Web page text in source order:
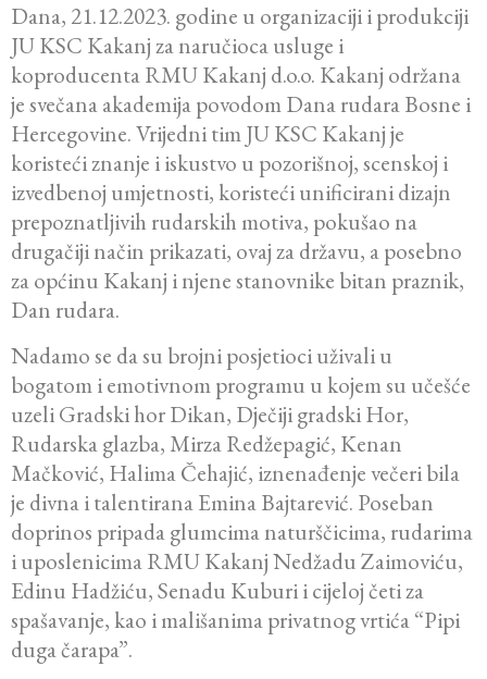
Dana, 21.12.2023. godine u organizaciji i produkciji
JU KSC Kakanj za naručioca usluge i
koproducenta RMU Kakanj d.o.o. Kakanj održana
je svečana akademija povodom Dana rudara Bosne i
Hercegovine. Vrijedni tim JU KSC Kakanj je
koristeći znanje i iskustvo u pozorišnoj, scenskoj i
izvedbenoj umjetnosti, koristeći unificirani dizajn
prepoznatljivih rudarskih motiva, pokušao na
drugačiji način prikazati, ovaj za državu, a posebno
za općinu Kakanj i njene stanovnike bitan praznik,
Dan rudara.
Nadamo se da su brojni posjetioci uživali u
bogatom i emotivnom programu u kojem su učešće
uzeli Gradski hor Dikan, Dječiji gradski Hor,
Rudarska glazba, Mirza Redžepagić, Kenan
Mačković, Halima Čehajić, iznenađenje večeri bila
je divna i talentirana Emina Bajtarević. Poseban
doprinos pripada glumcima naturščicima, rudarima
i uposlenicima RMU Kakanj Nedžadu Zaimoviću,
Edinu Hadžiću, Senadu Kuburi i cijeloj četi za
spašavanje, kao i mališanima privatnog vrtića “Pipi
duga čarapa”.